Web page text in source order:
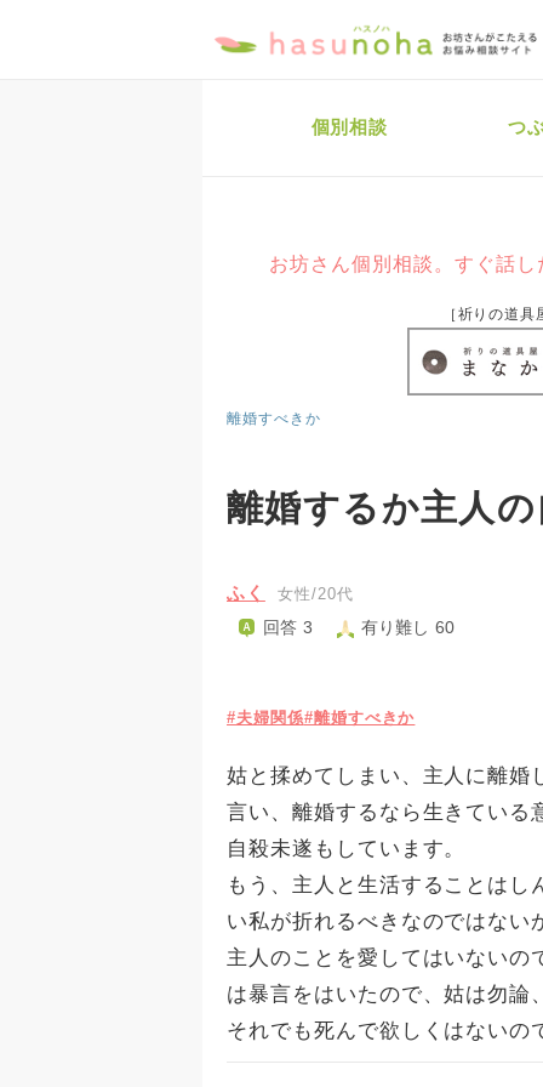
個別相談 つ
お坊さん個別相談。すぐ話
［祈りの道
離婚すべきか
離婚するか主人
ふく 女性/20代
回答 3 有り難し 60
#夫婦関係#離婚すべきか
姑と揉めてしまい、主人に離婚
言い、離婚するなら生きている
自殺未遂もしています。
もう、主人と生活することは
い私が折れるべきなのではない
主人のことを愛してはいないの
は暴言をはいたので、姑は勿論
それでも死んで欲しくはないの